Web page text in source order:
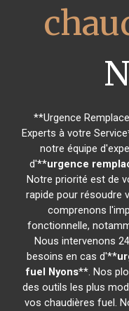
**Urgence
Experts à votre
notre équipe
d'**urgence
Notre priorité est de
rapide pour résoudre
comprenons
fonctionnelle,
Nous intervenons
besoins en cas d'**
fuel Nyons**. Nos
des outils les plus
vos chaudières fuel.